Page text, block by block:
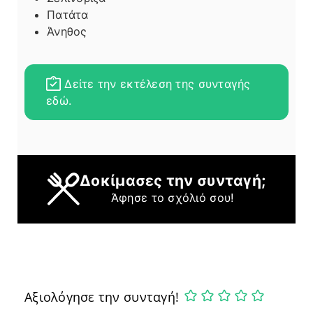
Πατάτα
Άνηθος
Δείτε την εκτέλεση της συνταγής
εδώ.
Δοκίμασες την συνταγή;
Άφησε το σχόλιό σου!
Αξιολόγησε την συνταγή!